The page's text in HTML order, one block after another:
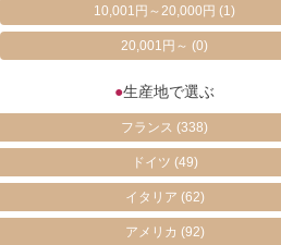
10,001円～20,000円(1)
20,001円～(0)
●生産地で選ぶ
フランス(338)
ドイツ (49)
イタリア (62)
アメリカ (92)